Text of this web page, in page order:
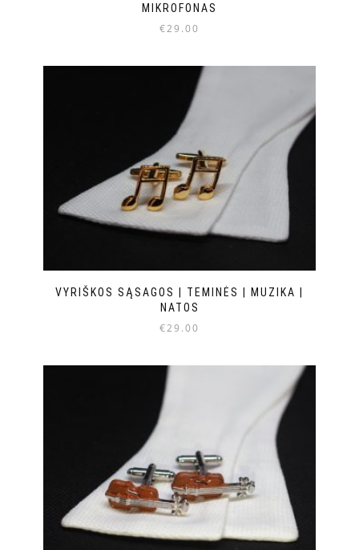
MIKROFONAS
€29.00
VYRIŠKOS SĄSAGOS | TEMINĖS | MUZIKA |
NATOS
€29.00